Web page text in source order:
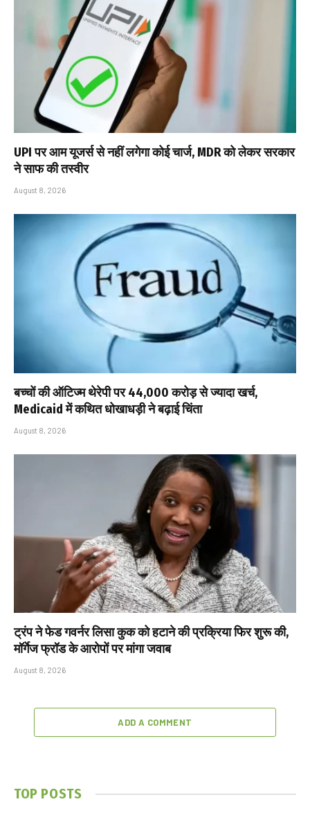
UPI पर आम यूजर्स से नहीं लगेगा कोई चार्ज, MDR को लेकर सरकार
ने साफ की तस्वीर
August 8, 2026
बच्चों की ऑटिज्म थेरेपी पर ₹44,000 करोड़ से ज्यादा खर्च,
Medicaid में कथित धोखाधड़ी ने बढ़ाई चिंता
August 8, 2026
ट्रंप ने फेड गवर्नर लिसा कुक को हटाने की प्रक्रिया फिर शुरू की,
मॉर्गेज फ्रॉड के आरोपों पर मांगा जवाब
August 8, 2026
ADD A COMMENT
TOP POSTS